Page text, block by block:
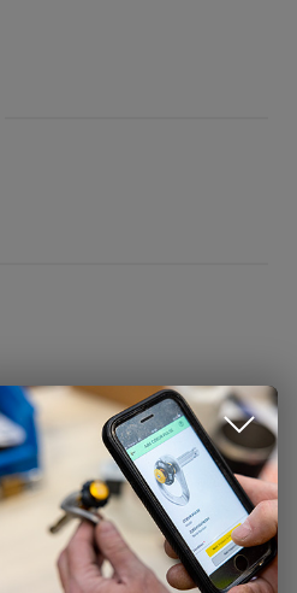
traitement des données